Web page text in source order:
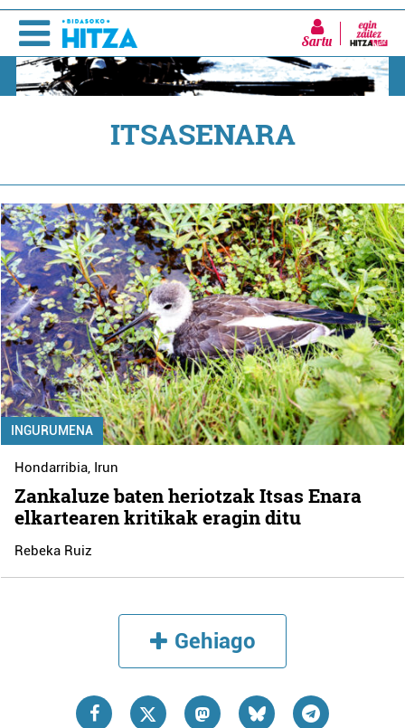
Sartu
ITSASENARA
INGURUMENA
Hondarribia, Irun
Zankaluze baten heriotzak Itsas Enara
elkartearen kritikak eragin ditu
Rebeka Ruiz
Gehiago